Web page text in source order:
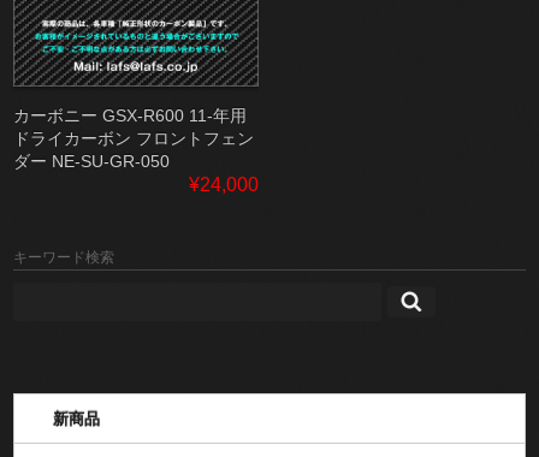
カーボニー GSX-R600 11-年用
ドライカーボン フロントフェン
ダー NE-SU-GR-050
¥24,000
キーワード検索
新商品